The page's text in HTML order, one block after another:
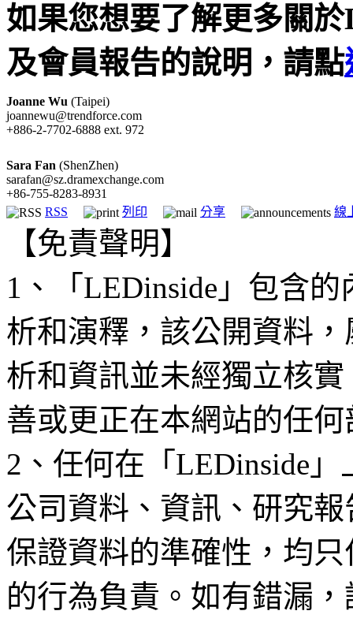
如果您想要了解更多關於
及會員報告的說明，請點
Joanne Wu (Taipei)
joannewu@trendforce.com
+886-2-7702-6888 ext. 972
Sara Fan (ShenZhen)
sarafan@sz.dramexchange.com
+86-755-8283-8931
RSS
列印 分享 線
【免責聲明】
1、「LEDinside」包含
析和演釋，該公開資料
析和資訊並未經獨立核
善或更正在本網站的任
2、任何在「LEDinside
公司資料、資訊、研究
保證資料的準確性，均
的行為負責。如有錯漏